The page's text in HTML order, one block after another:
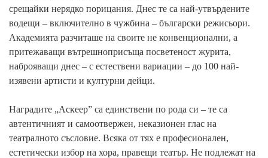
срещайки нерядко порицания. Днес те са най-утвърдените
водещи – включително в чужбина – български режисьори.
Академията разчиташе на своите не конвенционални, а
притежаващи вътрешноприсъща посветеност журита,
наброяващи днес – с естествени вариации – до 100 най-
изявени артисти и културни дейци.
Наградите „Аскеер” са единствени по рода си – те са
автентичният и самоотвержен, неказионен глас на
театралното съсловие. Всяка от тях е професионален,
естетически избор на хора, правещи театър. Не подлежат на